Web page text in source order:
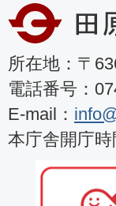
所在地：〒
電話番号：
E-mail：
本庁舎開庁